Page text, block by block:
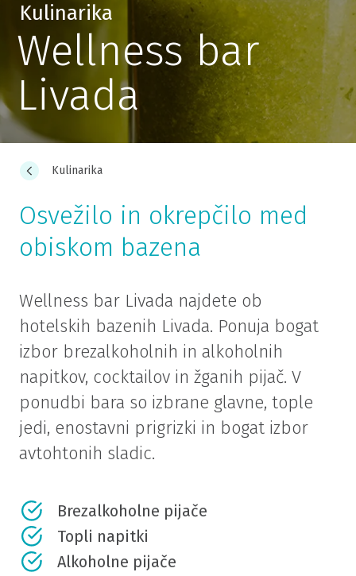
Kulinarika
Wellness bar
Livada
Kulinarika
Osvežilo in okrepčilo med
obiskom bazena
Wellness bar Livada najdete ob
hotelskih bazenih Livada. Ponuja bogat
izbor brezalkoholnih in alkoholnih
napitkov, cocktailov in žganih pijač. V
ponudbi bara so izbrane glavne, tople
jedi, enostavni prigrizki in bogat izbor
avtohtonih sladic.
Brezalkoholne pijače
Topli napitki
Alkoholne pijače